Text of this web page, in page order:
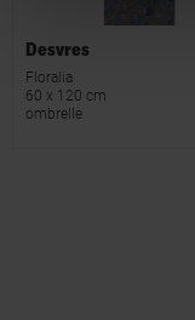
Desvres
Floralia
60 x 120 cm
ombrelle